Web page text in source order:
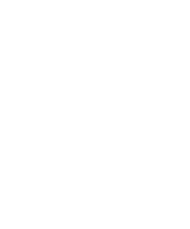
w 2024 r.